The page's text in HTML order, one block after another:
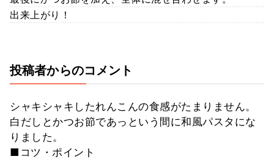
出来上がり！
投稿者からのコメント
シャキシャキしたれんこんの食感がたまりません。
白だしとかつお節であっという間に和風パスタにな
りました。
■コツ・ポイント